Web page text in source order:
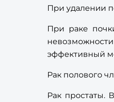
При удалении
При раке
эффективный
Рак полового
Рак простаты.